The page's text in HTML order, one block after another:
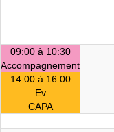
09:00 à 10:30
Accompagnement
14:00 à 16:00
Ev
CAPA